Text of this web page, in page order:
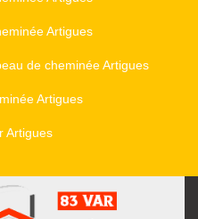
Artigues
de cheminée Artigues
Artigues
Artigues